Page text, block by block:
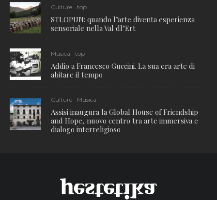
Culture top
STLOPUN: quando l’arte diventa esperienza
sensoriale nella Val dl’Ert
Musica top
Addio a Francesco Guccini. La sua era arte di
abitare il tempo
Culture Musica
Assisi inaugura la Global House of Friendship
and Hope, nuovo centro tra arte immersiva e
dialogo interreligioso